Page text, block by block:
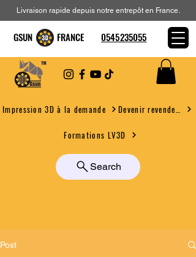
Impression 3D à la demande
Formations LV3D
Search
Livraison rapide depuis notre entrepôt en France.
GSUN FRANCE 0545235055
Post